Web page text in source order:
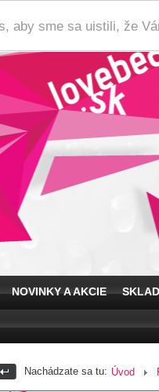
aby sme sa uistili, že
NOVINKY A AKCIE
Nachádzate sa tu: Úvod